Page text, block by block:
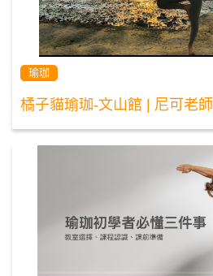
瑜珈
橘子貓瑜珈-文山館 | 尼可老師